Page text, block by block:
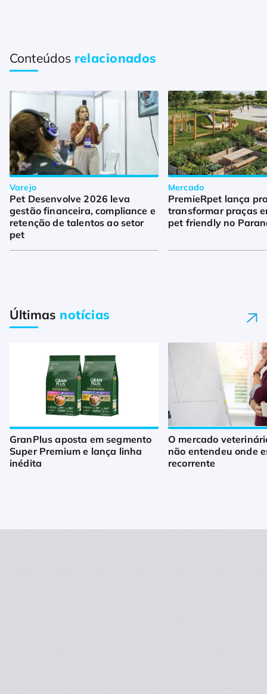
Conteúdos relacionados
Varejo
Pet Desenvolve 2026 leva
gestão financeira, compliance e
retenção de talentos ao setor
pet
Mercado
PremieRpet lança
transformar praças
pet friendly no
Últimas notícias
GranPlus aposta em segmento
Super Premium e lança linha
inédita
O mercado
não entendeu onde
recorrente